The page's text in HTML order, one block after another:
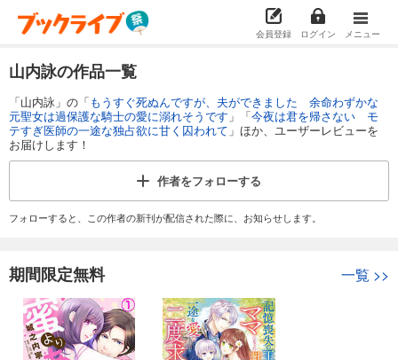
会員登録 ログイン メニュー
山内詠の作品一覧
「山内詠」の「もうすぐ死ぬんですが、夫ができました 余命わずかな
元聖女は過保護な騎士の愛に溺れそうです 」「今夜は君を帰さない モ
テすぎ医師の一途な独占欲に甘く囚われて 」ほか、ユーザーレビューを
お届けします！
作者をフォローする
フォローすると、この作者の新刊が配信された際に、お知らせします。
期間限定無料 一覧 >>